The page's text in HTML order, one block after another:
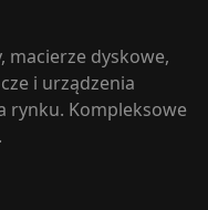
dyskowe,
i urządzenia
rynku. Kompleksowe